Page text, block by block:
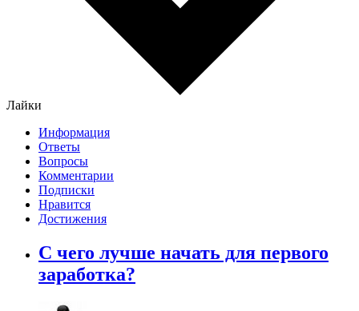
Лайки
Информация
Ответы
Вопросы
Комментарии
Подписки
Нравится
Достижения
С чего лучше начать для первого
заработка?